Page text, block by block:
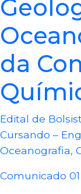
da
Edital de
Cursando –
Oceanografia,
Comunicado